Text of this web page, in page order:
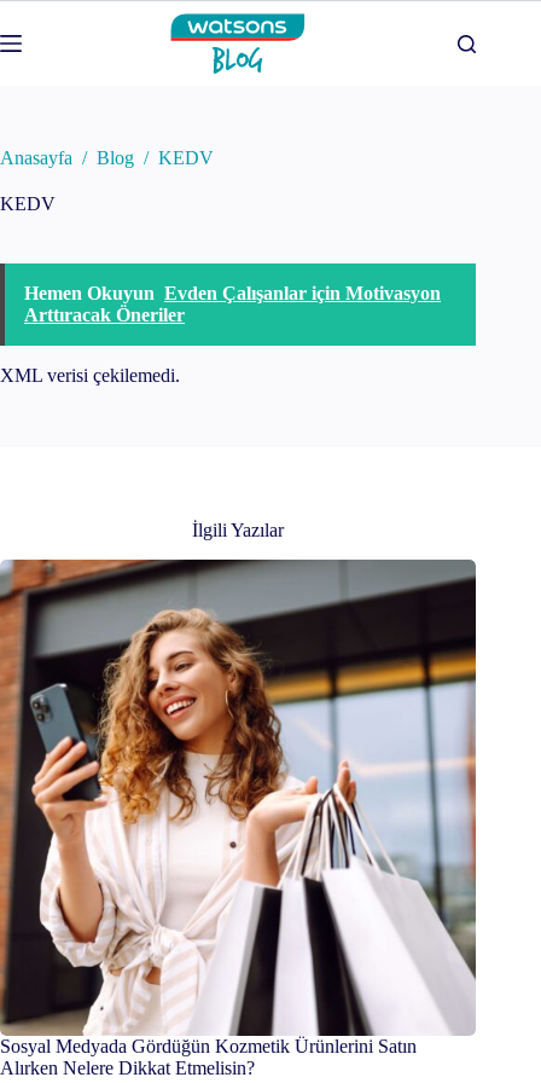
to
content
Anasayfa / Blog / KEDV
KEDV
Hemen Okuyun Evden Çalışanlar için Motivasyon
Arttıracak Öneriler
XML verisi çekilemedi.
İlgili Yazılar
Sosyal Medyada Gördüğün Kozmetik Ürünlerini Satın
Alırken Nelere Dikkat Etmelisin?